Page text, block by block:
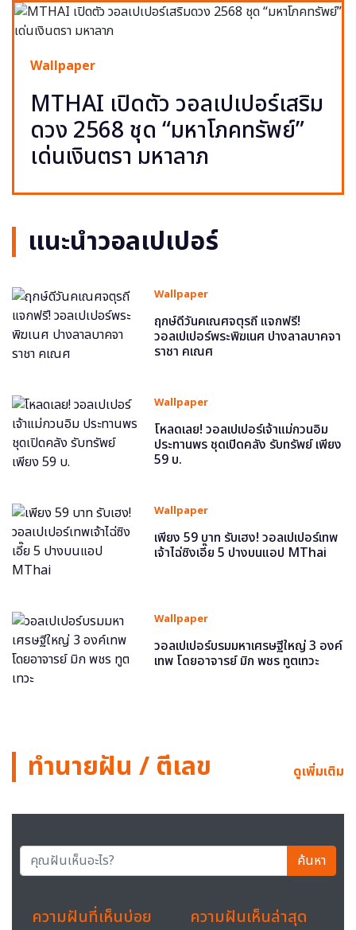
Wallpaper
MTHAI เปิดตัว วอลเปเปอร์เสริม
ดวง 2568 ชุด “มหาโภคทรัพย์”
เด่นเงินตรา มหาลาภ
แนะนำวอลเปเปอร์
Wallpaper
ฤกษ์ดีวันคเณศจตุรถี แจกฟรี!
วอลเปเปอร์พระพิฆเนศ ปางลาลบาคจา
ราชา คเณศ
Wallpaper
โหลดเลย! วอลเปเปอร์เจ้าแม่กวนอิม
ประทานพร ชุดเปิดคลัง รับทรัพย์ เพียง
59 บ.
Wallpaper
เพียง 59 บาท รับเฮง! วอลเปเปอร์เทพ
เจ้าไฉ่ซิงเอี๊ย 5 ปางบนแอป MThai
Wallpaper
วอลเปเปอร์บรมมหาเศรษฐีใหญ่ 3 องค์
เทพ โดยอาจารย์ มิก พชร ทูตเทวะ
ทำนายฝัน / ตีเลข ดูเพิ่มเติม
ค้นหา
ความฝันที่เห็นบ่อย ความฝันเห็นล่าสุด